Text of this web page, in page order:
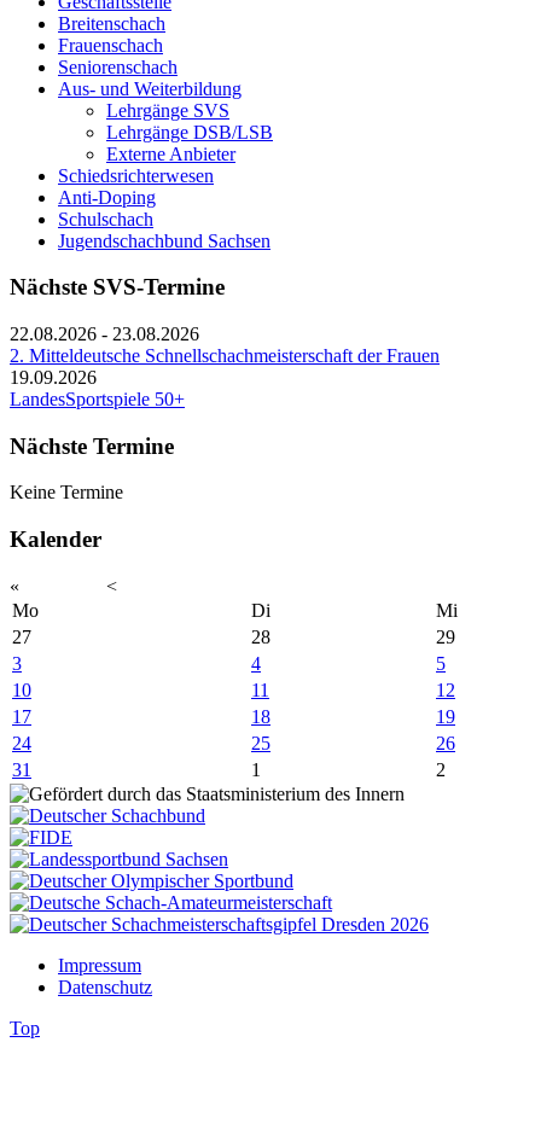
Breitenschach
Frauenschach
Seniorenschach
Aus- und Weiterbildung
Lehrgänge SVS
Lehrgänge DSB/LSB
Externe Anbieter
Schiedsrichterwesen
Anti-Doping
Schulschach
Jugendschachbund Sachsen
Nächste SVS-Termine
22.08.2026 - 23.08.2026
2. Mitteldeutsche Schnellschachmeisterschaft der Frauen
19.09.2026
LandesSportspiele 50+
Nächste Termine
Keine Termine
Kalender
«
<
Mo
Di
Mi
27
28
29
3
4
5
10
11
12
17
18
19
24
25
26
31
1 2
Impressum
Datenschutz
Top